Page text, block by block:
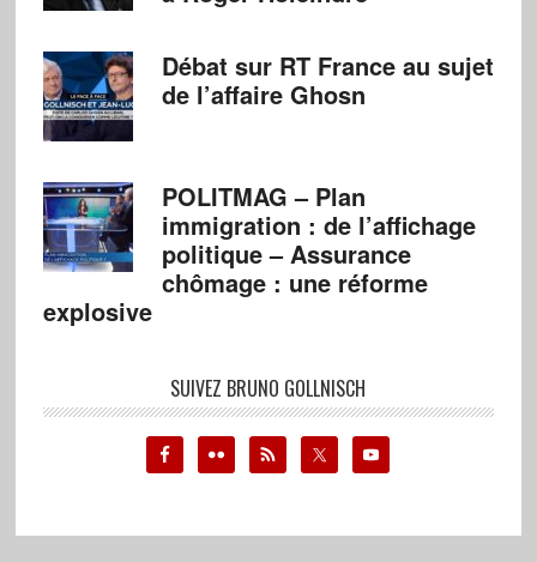
Débat sur RT France au sujet
de l’affaire Ghosn
POLITMAG – Plan
immigration : de l’affichage
politique – Assurance
chômage : une réforme
explosive
SUIVEZ BRUNO GOLLNISCH